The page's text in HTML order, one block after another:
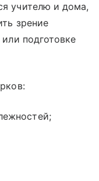
учителю и дома,
зрение
подготовке